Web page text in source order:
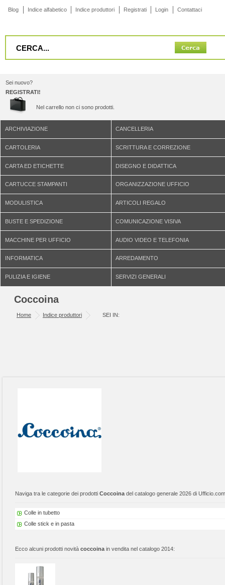
Blog Indice alfabetico Indice produttori Registrati Login Contattaci
Sei nuovo?
REGISTRATI!
Nel carrello non ci sono prodotti.
ARCHIVIAZIONE CANCELLERIA
CARTOLERIA SCRITTURA E CORREZIONE
CARTA ED ETICHETTE DISEGNO E DIDATTICA
CARTUCCE STAMPANTI ORGANIZZAZIONE UFFICIO
MODULISTICA ARTICOLI REGALO
BUSTE E SPEDIZIONE COMUNICAZIONE VISIVA
MACCHINE PER UFFICIO AUDIO VIDEO E TELEFONIA
INFORMATICA ARREDAMENTO
PULIZIA E IGIENE SERVIZI GENERALI
Coccoina
SEI IN:
Home Indice produttori
Naviga tra le categorie dei prodotti Coccoina del catalogo generale 2026 di
Colle in tubetto
Colle stick e in pasta
Ecco alcuni prodotti novità coccoina in vendita nel catalogo 2014: